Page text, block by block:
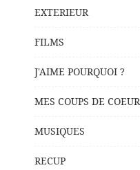
EXTERIEUR
FILMS
J'AIME POURQUOI ?
MES COUPS DE COEUR
MUSIQUES
RECUP